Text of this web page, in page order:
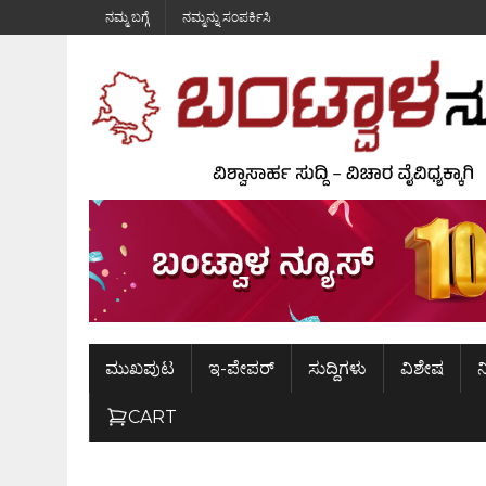
ನಮ್ಮ ಬಗ್ಗೆ ನಮ್ಮನ್ನು ಸಂಪರ್ಕಿಸಿ
ಮುಖಪುಟ ಇ-ಪೇಪರ್ ಸುದ್ದಿಗಳು ವಿಶೇಷ
CART